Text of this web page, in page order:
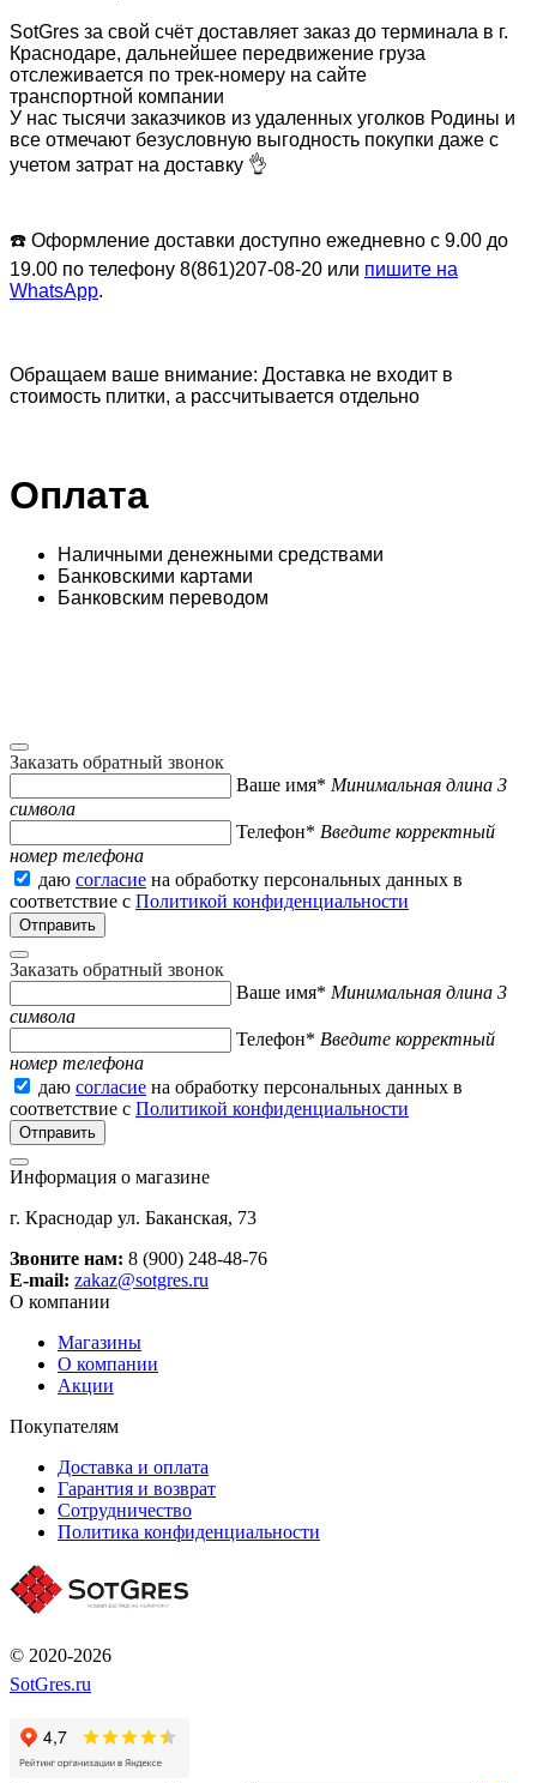
SotGres за свой счёт доставляет заказ до терминала в г.
Краснодаре, дальнейшее передвижение груза
отслеживается по трек-номеру на сайте
транспортной компании
У нас тысячи заказчиков из удаленных уголков Родины и
все отмечают безусловную выгодность покупки даже с
учетом затрат на доставку 👌
☎️ Оформление доставки доступно ежедневно с 9.00 до
19.00 по телефону 8(861)207-08-20 или пишите на
WhatsApp.
Обращаем ваше внимание: Доставка не входит в
стоимость плитки, а рассчитывается отдельно
Оплата
Наличными денежными средствами
Банковскими картами
Банковским переводом
Заказать обратный звонок
Ваше имя* Минимальная длина 3
символа
Телефон* Введите корректный
номер телефона
даю согласие на обработку персональных данных в
соответствие с Политикой конфиденциальности
Заказать обратный звонок
Ваше имя* Минимальная длина 3
символа
Телефон* Введите корректный
номер телефона
даю согласие на обработку персональных данных в
соответствие с Политикой конфиденциальности
Информация о магазине
г. Краснодар ул. Баканская, 73
Звоните нам: 8 (900) 248-48-76
E-mail: zakaz@sotgres.ru
О компании
Магазины
О компании
Акции
Покупателям
Доставка и оплата
Гарантия и возврат
Сотрудничество
Политика конфиденциальности
© 2020-2026
SotGres.ru